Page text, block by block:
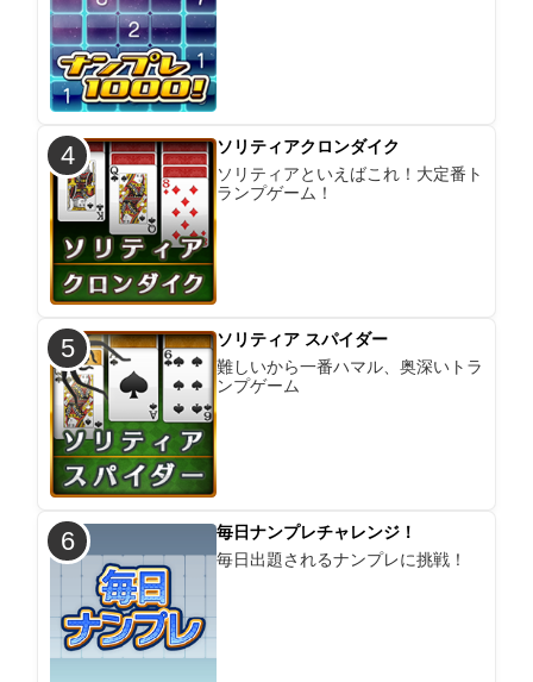
4
ソリティアクロンダイク
ソリティアといえばこれ！大定番ト
ランプゲーム！
5
ソリティア スパイダー
難しいから一番ハマル、奥深いトラ
ンプゲーム
6
毎日ナンプレチャレンジ！
毎日出題されるナンプレに挑戦！